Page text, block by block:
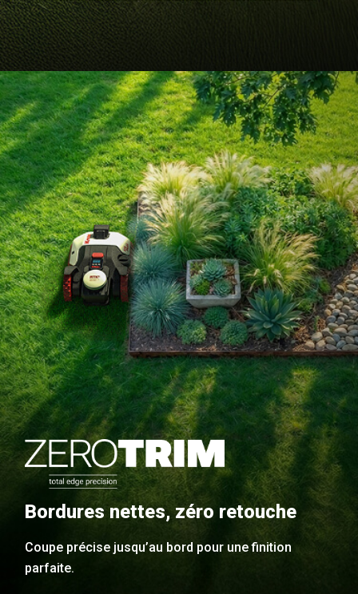
Bordures nettes, zéro retouche
Coupe précise jusqu’au bord pour une finition
parfaite.